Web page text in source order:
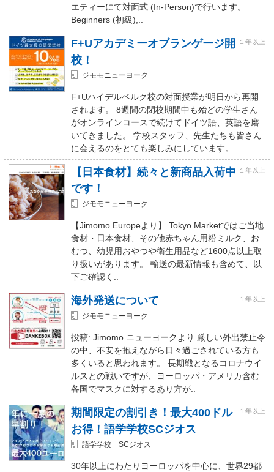
エティーにて対面式 (In-Person)で行います。
Beginners (初級),..
F+Uアカデミーオブランゲージ開
校！
１年以上
ジモモニューヨーク
F+Uハイデルベルク校の対面授業が明日から再開
されます。 8週間の閉校期間中も殆どの学生さん
がオンラインコースで続けてドイツ語、英語を磨
いてきました。 学校スタッフ、先生たちも皆さん
に会えるのをとても楽しみにしています。 ..
【日本食材】続々と新商品入荷中
です！
１年以上
ジモモニューヨーク
【Jimomo Europeより】 Tokyo Marketではご当地
食材・日本食材、その他赤ちゃん用粉ミルク、お
むつ、幼児用おやつや衛生用品など1600点以上取
り扱いがあります。 輸送の最新情報も含めて、以
下ご確認く..
海外発送について １年以上
ジモモニューヨーク
投稿: Jimomo ニューヨークより 厳しい外出禁止令
の中、不安を抱えながら日々過ごされている方も
多くいると思われます。 長期戦となるコロナウイ
ルスとの戦いですが、ヨーロッパ・アメリカ含む
各国でマスクに対するあり方が..
期間限定の割引き！最大400ドル
お得！語学学校SCジオス
１年以上
語学学校 SCジオス
30年以上にわたりヨーロッパを中心に、世界29都